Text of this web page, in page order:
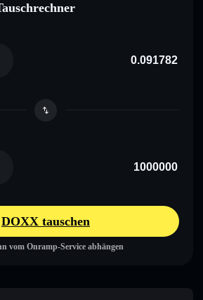
DOXX tauschen
vom Onramp-Service abhängen